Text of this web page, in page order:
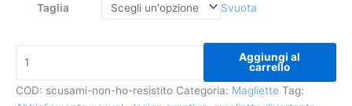
Taglia Svuota
Aggiungi al
carrello
COD: scusami-non-ho-resistito Categoria: Magliette Tag: